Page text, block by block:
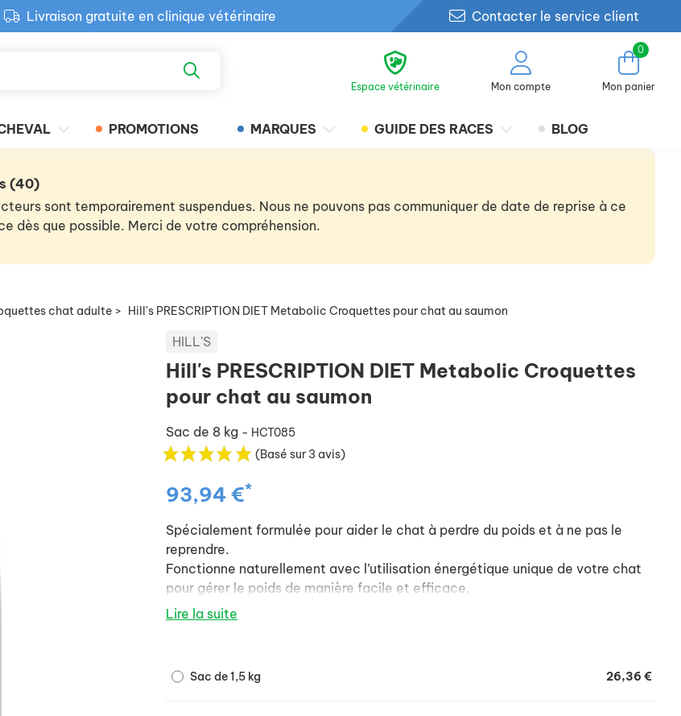
Livraison gratuite en clinique vétérinaire
Retour produit gratuit en clinique
Contacter le service client
Espace vétérinaire Mon compte
0
Mon panier
PROMOTIONS MARQUES GUIDE DES RACES BLOG
(40)
sont temporairement suspendues. Nous ne pouvons pas communiquer de date de reprise à ce
dès que possible. Merci de votre compréhension.
chat adulte > Hill's PRESCRIPTION DIET Metabolic Croquettes pour chat au saumon
HILL'S
Hill's PRESCRIPTION DIET Metabolic Croquettes
pour chat au saumon
Sac de 8 kg - HCT085
(Basé sur 3 avis)
93,94 €*
Spécialement formulée pour aider le chat à perdre du poids et à ne pas le
reprendre.
Fonctionne naturellement avec l’utilisation énergétique unique de votre chat
pour gérer le poids de manière facile et efficace.
Cet aliment stimule la capacité naturelle du chat à brûler les graisses et
Lire la suite
Sac de 1,5 kg 26,36 €